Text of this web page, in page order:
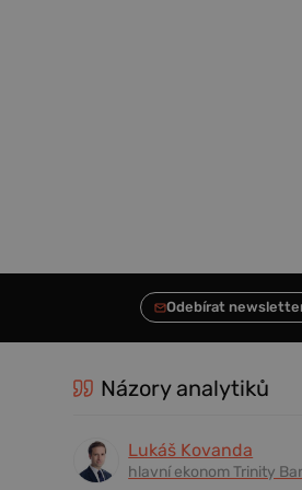
Názory analytiků
Lukáš Kovanda
hlavní ekonom Trinity